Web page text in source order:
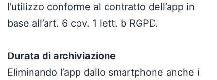
l’utilizzo conforme al contratto dell’app in
base all’art. 6 cpv. 1 lett. b RGPD.
Durata di archiviazione
Eliminando l’app dallo smartphone anche i